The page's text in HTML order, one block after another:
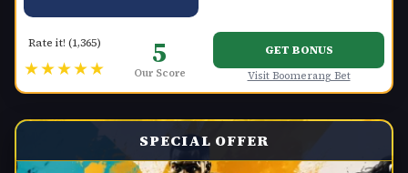
Rate it! (1,365)
★★★★★ 5
Our Score
GET BONUS
Visit Boomerang Bet
SPECIAL OFFER